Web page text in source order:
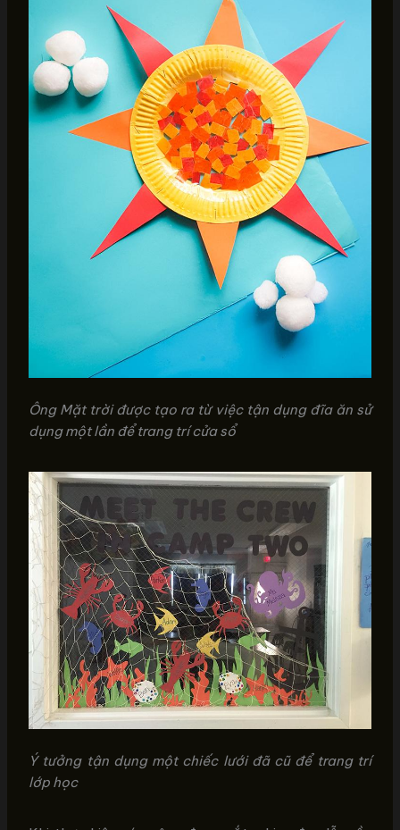
Ông Mặt trời được tạo ra từ việc tận dụng đĩa ăn sử
dụng một lần để trang trí cửa sổ
Ý tưởng tận dụng một chiếc lưới đã cũ để trang trí
lớp học